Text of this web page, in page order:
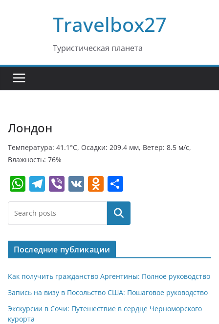
Travelbox27
Туристическая планета
Лондон
Температура: 41.1°C, Осадки: 209.4 мм, Ветер: 8.5 м/с,
Влажность: 76%
W
h
at
s
A
p
p
T
el
e
gr
a
m
Vi
b
V
K
O
d
o
kl
a
ss
ni
ki
т
п
р
в
и
т
ь
Поиск
Последние публикации
Как получить гражданство Аргентины: Полное руководство
Запись на визу в Посольство США: Пошаговое руководство
Экскурсии в Сочи: Путешествие в сердце Черноморского
курорта